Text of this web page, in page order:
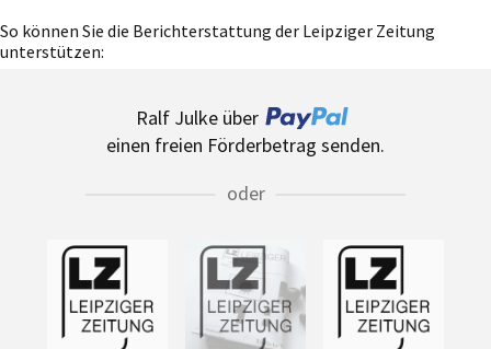
So können Sie die Berichterstattung der Leipziger Zeitung
unterstützen:
Ralf Julke über
einen freien Förderbetrag senden.
oder